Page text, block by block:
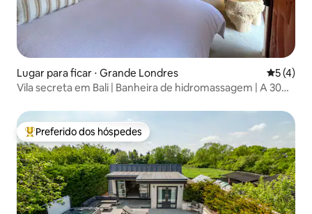
Lugar para ficar ⋅ Grande Londres 5 de
5 (4)
Vila secreta em Bali | Banheira de hidromassagem | A 30
Entre os melhores preferidos dos hóspedes
Preferido dos hóspedes